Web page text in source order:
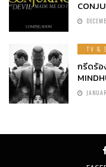
TV &
กรีดร้อ